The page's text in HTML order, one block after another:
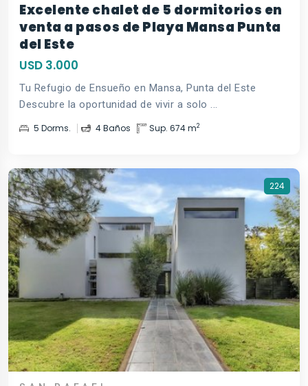
Excelente chalet de 5 dormitorios en
venta a pasos de Playa Mansa Punta
del Este
USD 3.000
Tu Refugio de Ensueño en Mansa, Punta del Este
Descubre la oportunidad de vivir a solo ...
5 Dorms. 4 Baños Sup. 674 m2
224